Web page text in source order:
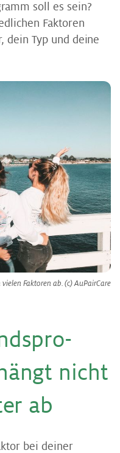
soll es sein?
Faktoren
dein Typ und deine
Faktoren ab. (c) AuPairCare
nicht
ab
bei deiner